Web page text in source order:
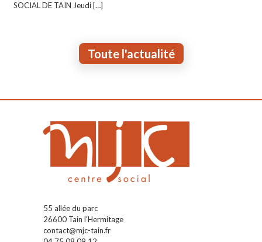
SOCIAL DE TAIN Jeudi […]
Toute l'actualité
55 allée du parc
26600 Tain l'Hermitage
contact@mjc-tain.fr